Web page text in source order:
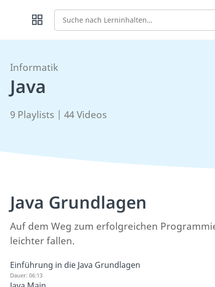
Suche
Informatik
Java
9 Playlists | 44 Videos
Java Grundlagen
Auf dem Weg zum erfolgreichen
leichter fallen.
Einführung in die Java Grundlagen
Dauer: 06:13